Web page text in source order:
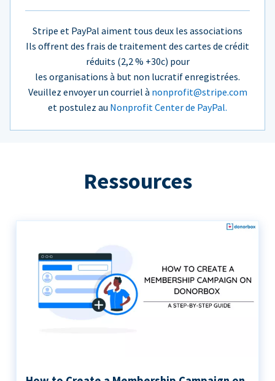
Stripe et PayPal aiment tous deux les associations
Ils offrent des frais de traitement des cartes de crédit
réduits (2,2 % +30c) pour
les organisations à but non lucratif enregistrées.
Veuillez envoyer un courriel à nonprofit@stripe.com
et postulez au Nonprofit Center de PayPal.
Ressources